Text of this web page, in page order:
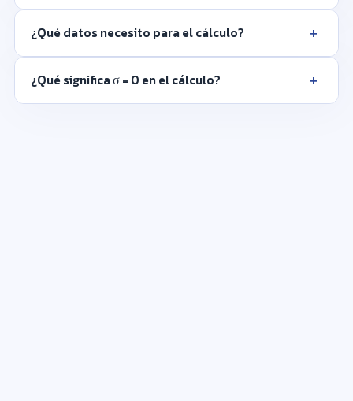
¿Qué datos necesito para el cálculo? +
¿Qué significa σ = 0 en el cálculo? +